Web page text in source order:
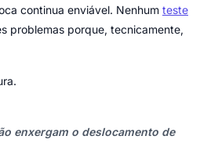
continua enviável. Nenhum teste
problemas porque, tecnicamente,
enxergam o deslocamento de